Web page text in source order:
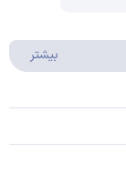
بیشتر